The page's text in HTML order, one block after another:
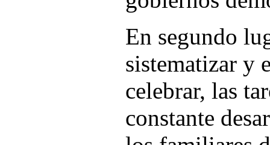
En segundo
sistematizar y
celebrar, las
constante